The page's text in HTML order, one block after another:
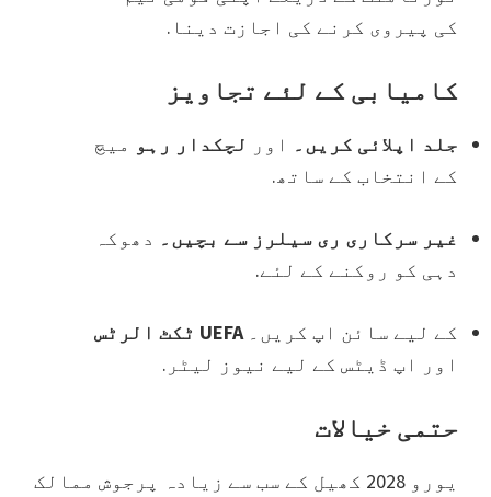
کی پیروی کرنے کی اجازت دینا.
کامیابی کے لئے تجاویز
جلد اپلائی کریں۔ اور لچکدار رہو میچ
کے انتخاب کے ساتھ.
غیر سرکاری ری سیلرز سے بچیں۔ دھوکہ
دہی کو روکنے کے لئے.
کے لیے سائن اپ کریں۔UEFA ٹکٹ الرٹس
اور اپ ڈیٹس کے لیے نیوز لیٹر.
حتمی خیالات
یورو 2028 کھیل کے سب سے زیادہ پرجوش ممالک